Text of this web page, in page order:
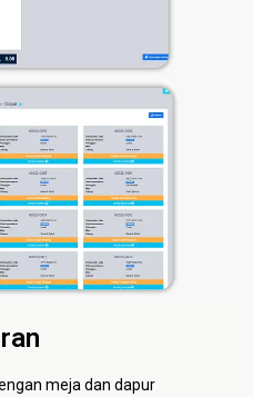
meja dan dapur